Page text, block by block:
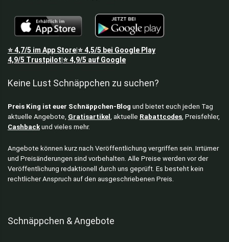
⭐4,7/5 im App Store⭐4,5/5 bei Google Play
4,9/5 Trustpilot ⭐4,9/5 auf Google
Keine Lust Schnäppchen zu suchen?
Preis King ist euer Schnäppchen-Blog und bietet euch jeden Tag
aktuelle Angebote, Gratisartikel , aktuelle Rabattcodes, Preisfehler,
Cashbackund vieles mehr.
Angebote können kurz nach Veröffentlichung vergriffen sein. Irrtümer
und Preisänderungen sind vorbehalten. Alle Preise werden vor der
Veröffentlichung redaktionell durch uns geprüft. Es besteht kein
rechtlicher Anspruch auf den ausgeschriebenen Preis.
Schnäppchen & Angebote